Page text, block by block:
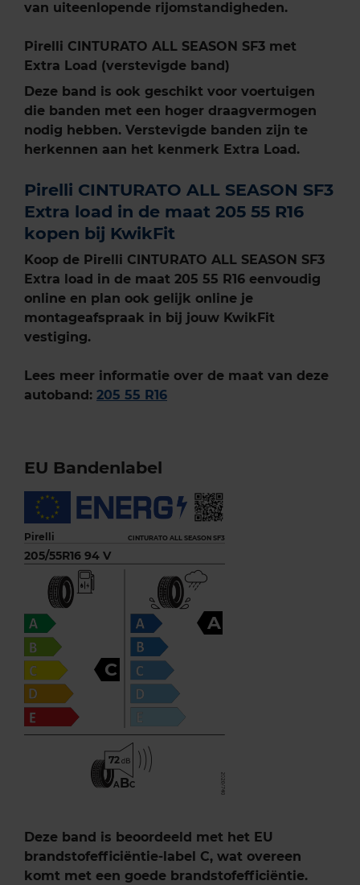
van uiteenlopende rijomstandigheden.
Pirelli CINTURATO ALL SEASON SF3 met
Extra Load (verstevigde band)
Deze band is ook geschikt voor voertuigen
die banden met een hoger draagvermogen
nodig hebben. Verstevigde banden zijn te
herkennen aan het kenmerk Extra Load.
Pirelli CINTURATO ALL SEASON SF3
Extra load in de maat 205 55 R16
kopen bij KwikFit
Koop de Pirelli CINTURATO ALL SEASON SF3
Extra load in de maat 205 55 R16 eenvoudig
online en plan ook gelijk online je
montageafspraak in bij jouw KwikFit
vestiging.
Lees meer informatie over de maat van deze
autoband: 205 55 R16
EU Bandenlabel
Pirelli CINTURATO ALL SEASON SF3
205/55R16 94 V
C
A
72
ABC
Deze band is beoordeeld met het EU
brandstofefficiëntie-label C, wat overeen
komt met een goede brandstofefficiëntie.